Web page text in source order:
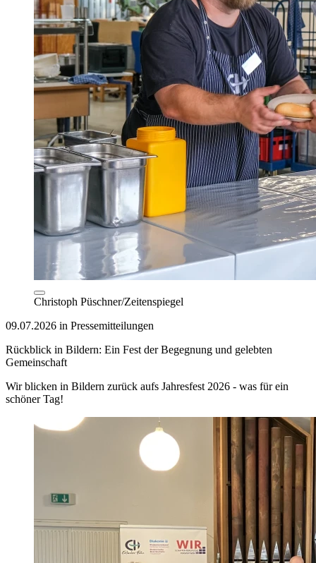
Christoph Püschner/Zeitenspiegel
09.07.2026 in Pressemitteilungen
Rückblick in Bildern: Ein Fest der Begegnung und gelebten
Gemeinschaft
Wir blicken in Bildern zurück aufs Jahresfest 2026 - was für ein
schöner Tag!